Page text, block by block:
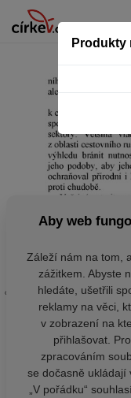
Produkty
Aby web
Záleží nám na tom,
zážitkem. Abyste
hledáte, ušetřili
reklamy na věci,
v zobrazení na
přihlašovat.
zpracováním
se dočasně ukládají
„V pořádku“